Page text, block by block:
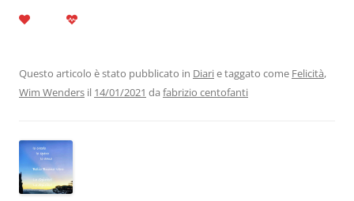
b
o
o
k
dI
n
A
p
a
m
vi
di
Questo articolo è stato pubblicato in Diarie taggato come Felicità,
Wim Wenders il 14/01/2021 da fabrizio centofanti